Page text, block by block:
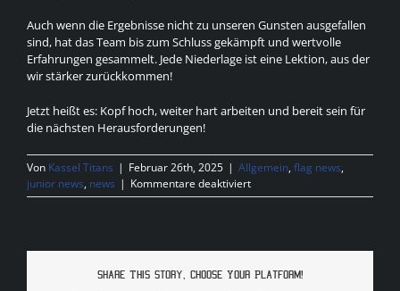
Auch wenn die Ergebnisse nicht zu unseren Gunsten ausgefallen
sind, hat das Team bis zum Schluss gekämpft und wertvolle
Erfahrungen gesammelt. Jede Niederlage ist eine Lektion, aus der
wir stärker zurückkommen!
Jetzt heißt es: Kopf hoch, weiter hart arbeiten und bereit sein für
die nächsten Herausforderungen!
Von Kassel Titans | Februar 26th, 2025 | Allgemein, flag news,
junior news, news | Kommentare deaktiviertfür
U13
Share This Story, Choose Your Platform!